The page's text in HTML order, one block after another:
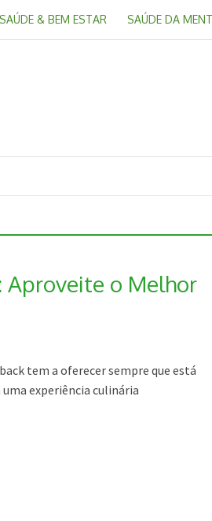
SAÚDE & BEM ESTAR SAÚDE DA
Aproveite o Melhor
tem a oferecer sempre que está
experiência culinária